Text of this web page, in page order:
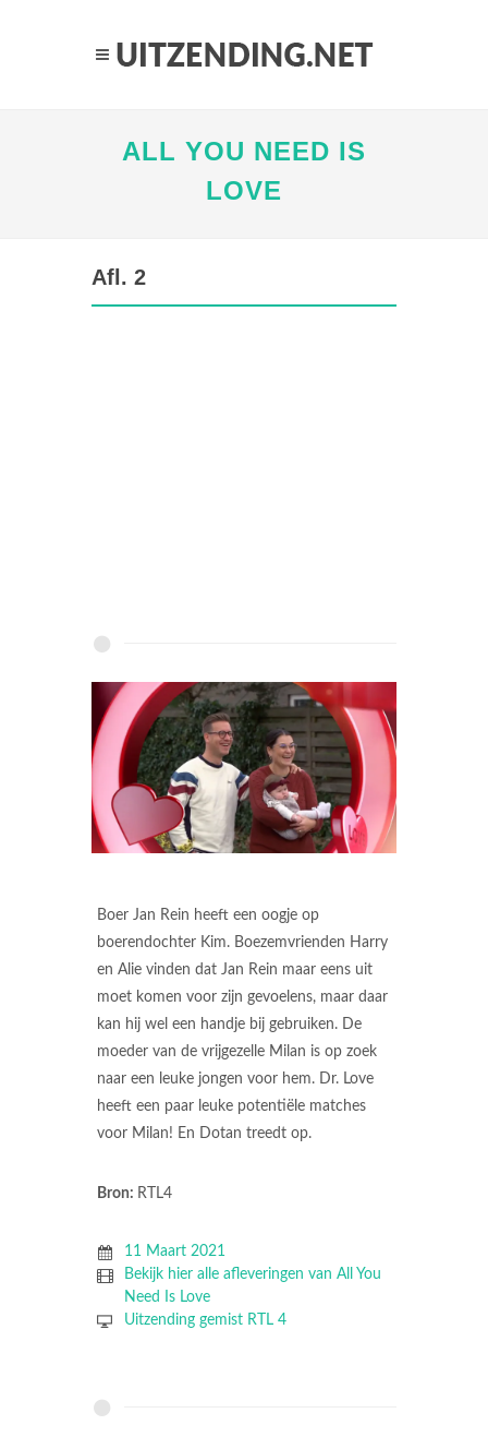
ALL YOU NEED IS
LOVE
Afl. 2
Boer Jan Rein heeft een oogje op
boerendochter Kim. Boezemvrienden Harry
en Alie vinden dat Jan Rein maar eens uit
moet komen voor zijn gevoelens, maar daar
kan hij wel een handje bij gebruiken. De
moeder van de vrijgezelle Milan is op zoek
naar een leuke jongen voor hem. Dr. Love
heeft een paar leuke potentiële matches
voor Milan! En Dotan treedt op.
Bron: RTL4
11 Maart 2021
Bekijk hier alle afleveringen van All You
Need Is Love
Uitzending gemist RTL 4